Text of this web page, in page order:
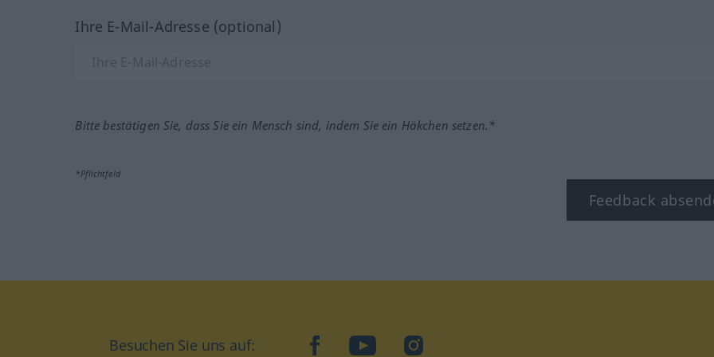
Ihre E-Mail-Adresse (optional)
Bitte bestätigen Sie, dass Sie ein Mensch sind, indem Sie ein Häkchen setzen.*
*Pflichtfeld
Feedback
Besuchen Sie uns auf: facebookYouTubeInstagram